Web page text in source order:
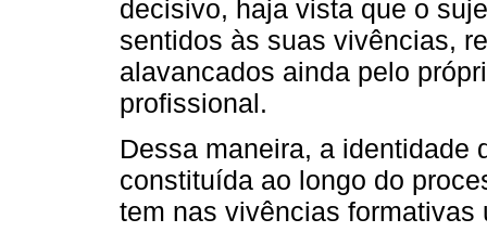
decisivo, haja vista que o
sentidos às suas vivências,
alavancados ainda pelo
profissional.
Dessa maneira, a identidade
constituída ao longo do
tem nas vivências formativas